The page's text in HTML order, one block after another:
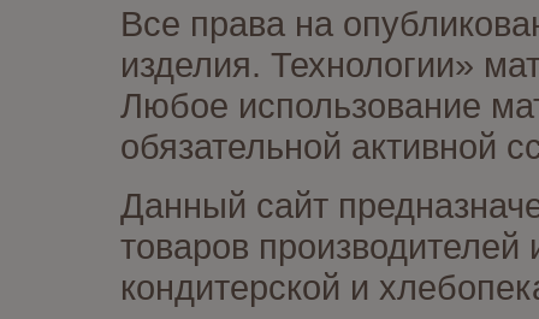
Все права на
изделия. Технологии»
Любое использование
обязательной активной
Данный сайт
товаров
кондитерской и